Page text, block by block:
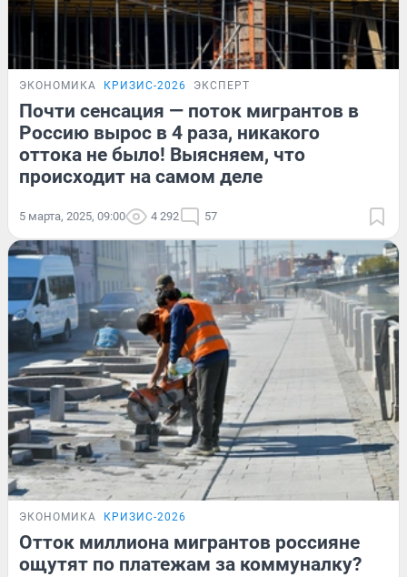
ЭКОНОМИКА КРИЗИС-2026 ЭКСПЕРТ
Почти сенсация — поток мигрантов в
Россию вырос в 4 раза, никакого
оттока не было! Выясняем, что
происходит на самом деле
5 марта, 2025, 09:00 4 292 57
ЭКОНОМИКА КРИЗИС-2026
Отток миллиона мигрантов россияне
ощутят по платежам за коммуналку?